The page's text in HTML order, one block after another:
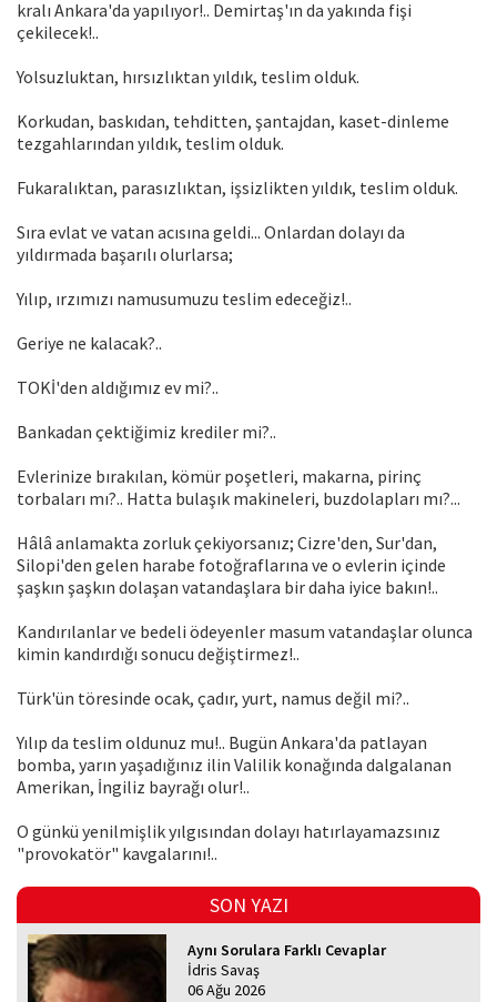
kralı Ankara'da yapılıyor!.. Demirtaş'ın da yakında fişi
çekilecek!..
Yolsuzluktan, hırsızlıktan yıldık, teslim olduk.
Korkudan, baskıdan, tehditten, şantajdan, kaset-dinleme
tezgahlarından yıldık, teslim olduk.
Fukaralıktan, parasızlıktan, işsizlikten yıldık, teslim olduk.
Sıra evlat ve vatan acısına geldi... Onlardan dolayı da
yıldırmada başarılı olurlarsa;
Yılıp, ırzımızı namusumuzu teslim edeceğiz!..
Geriye ne kalacak?..
TOKİ'den aldığımız ev mi?..
Bankadan çektiğimiz krediler mi?..
Evlerinize bırakılan, kömür poşetleri, makarna, pirinç
torbaları mı?.. Hatta bulaşık makineleri, buzdolapları mı?...
Hâlâ anlamakta zorluk çekiyorsanız; Cizre'den, Sur'dan,
Silopi'den gelen harabe fotoğraflarına ve o evlerin içinde
şaşkın şaşkın dolaşan vatandaşlara bir daha iyice bakın!..
Kandırılanlar ve bedeli ödeyenler masum vatandaşlar olunca
kimin kandırdığı sonucu değiştirmez!..
Türk'ün töresinde ocak, çadır, yurt, namus değil mi?..
Yılıp da teslim oldunuz mu!.. Bugün Ankara'da patlayan
bomba, yarın yaşadığınız ilin Valilik konağında dalgalanan
Amerikan, İngiliz bayrağı olur!..
O günkü yenilmişlik yılgısından dolayı hatırlayamazsınız
"provokatör" kavgalarını!..
SON YAZI
Aynı Sorulara Farklı Cevaplar
İdris Savaş
06 Ağu 2026